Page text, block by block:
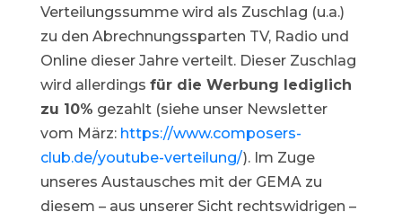
Verteilungssumme wird als Zuschlag (u.a.)
zu den Abrechnungssparten TV, Radio und
Online dieser Jahre verteilt. Dieser Zuschlag
wird allerdings für die Werbung lediglich
zu 10% gezahlt (siehe unser Newsletter
vom März: https://www.composers-
club.de/youtube-verteilung/). Im Zuge
unseres Austausches mit der GEMA zu
diesem – aus unserer Sicht rechtswidrigen –